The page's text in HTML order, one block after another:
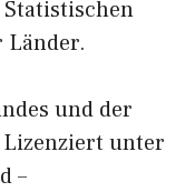
Statistischen
Länder.
und der
Lizenziert unter
–